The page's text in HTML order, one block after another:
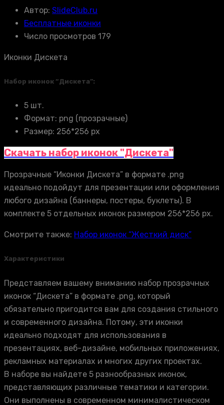
Автор: SlideClub.ru
Бесплатные иконки
Число просмотров 179
Иконки Дискета
Набор иконок “Дискета”:
5 шт.
Формат: png (прозрачные)
Размер: 256*256 px
Скачать набор иконок "Дискета"
Прозрачные “Иконки Дискета” в формате .png
идеально подойдут для презентации или оформления
любого дизайна (баннеры, постеры, буклеты). В
комплекте 5 отдельных иконок размером 256*256 px.
Смотрите также: Набор иконок “Жесткий диск”
Характеристики
Представляем вашему вниманию набор прозрачных
иконок “Дискета” в формате .png, который
обязательно пригодится вам для создания стильного
и современного дизайна. Потому, эти иконки
идеально подходят для использования в
презентациях, веб-дизайне, мобильных приложениях,
рекламных материалах и многих других проектах.
В наборе вы найдете 5 разнообразных иконок,
представляющих различные тематики и категории.
Они выполнены в современном минималистическом